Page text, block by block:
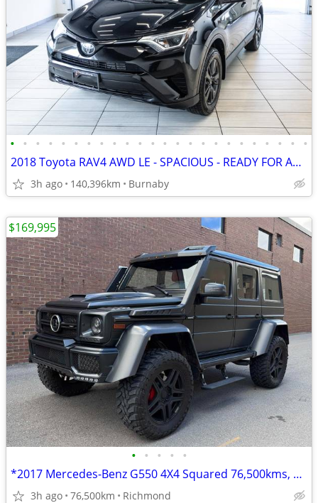
• • • • • • • • • • • • • • • • • • • • • • • •
2018 Toyota RAV4 AWD LE - SPACIOUS - READY FOR ADVENTURE!
3h ago 140,396km Burnaby
• • • • •
*2017 Mercedes-Benz G550 4X4 Squared 76,500kms, NO ACCIDENTS!*
3h ago 76,500km Richmond
$169,995